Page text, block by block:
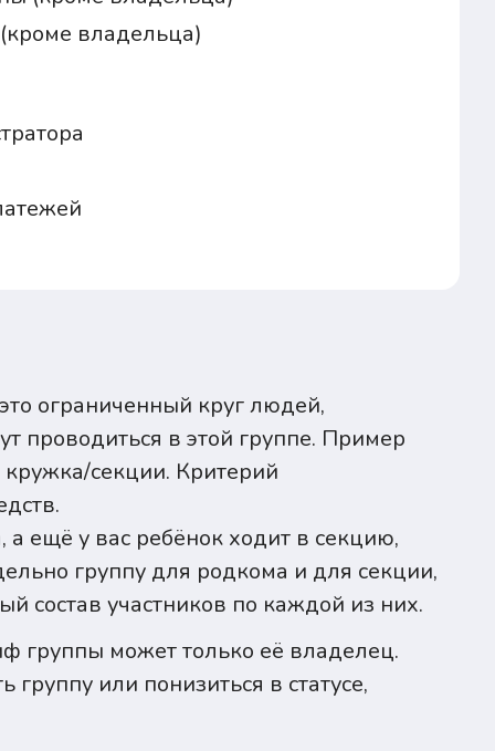
владельца)
ограниченный круг людей,
проводиться в этой группе. Пример
кружка/секции. Критерий
ещё у вас ребёнок ходит в секцию,
группу для родкома и для секции,
состав участников по каждой из них.
группы может только её владелец.
или понизиться в статусе,